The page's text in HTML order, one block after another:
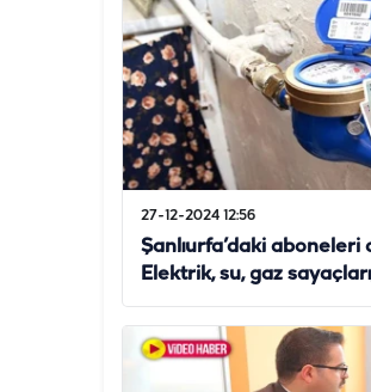
27-12-2024 12:56
Şanlıurfa’daki
Elektrik, su, gaz